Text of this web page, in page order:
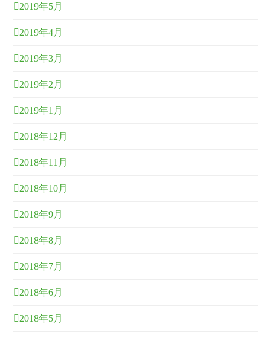
2019年5月
2019年4月
2019年3月
2019年2月
2019年1月
2018年12月
2018年11月
2018年10月
2018年9月
2018年8月
2018年7月
2018年6月
2018年5月